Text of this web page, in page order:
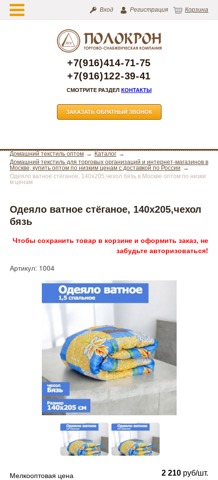
Вход Регистрация Корзина
+7(916)414-71-75
+7(916)122-39-41
СМОТРИТЕ РАЗДЕЛ КОНТАКТЫ
ЗАКАЗАТЬ ОБРАТНЫЙ ЗВОНОК
Домашний текстиль оптом
Каталог
Домашний текстиль для торговых организаций и интернет-магазинов в
Москве, купить оптом по низким ценам с доставкой по России
Одеяло ватное стёганое, 140х205,чехол бязь в Москве оптом по низки
м ценам
Одеяло ватное стёганое, 140х205,чехол
бязь
Чтобы сохранить товар в корзине и оформить заказ, не
забудьте авторизоваться!
Артикул: 1004
Мелкооптовая цена 2 210 руб/шт.